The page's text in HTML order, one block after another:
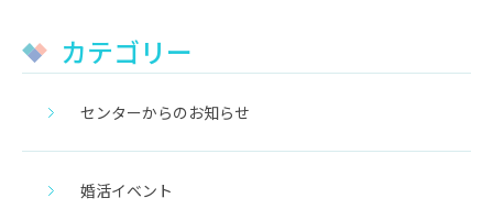
カテゴリー
センターからのお知らせ
婚活イベント